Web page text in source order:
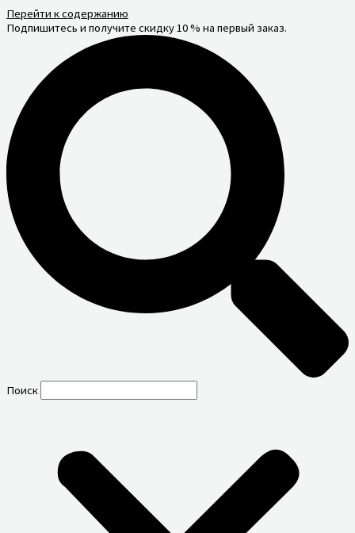
Перейти к содержанию
Подпишитесь и получите скидку 10 % на первый заказ.
Поиск